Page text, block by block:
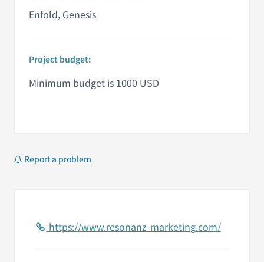
Enfold, Genesis
Project budget:
Minimum budget is 1000 USD
Report a problem
https://www.resonanz-marketing.com/